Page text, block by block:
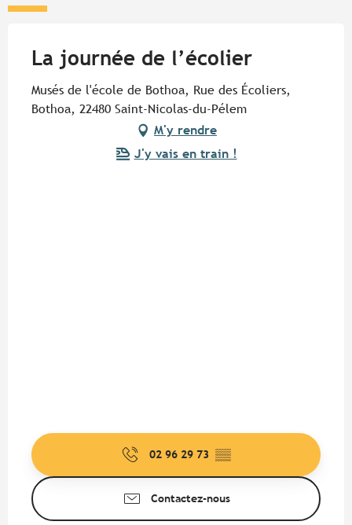
La journée de l’écolier
Musés de l'école de Bothoa, Rue des Écoliers,
Bothoa, 22480 Saint-Nicolas-du-Pélem
M'y rendre
J'y vais en train !
02 96 29 73 ▒▒
Contactez-nous